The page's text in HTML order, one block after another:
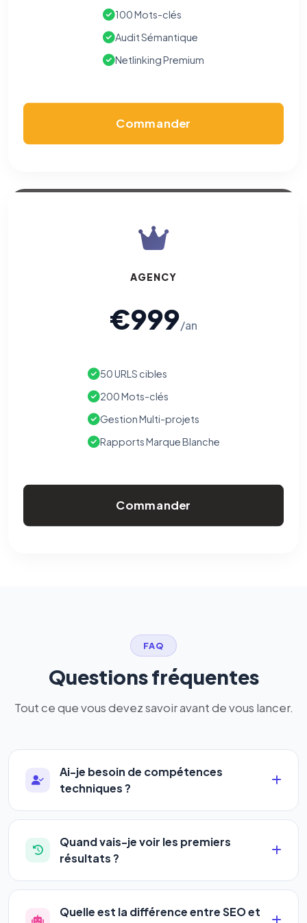
100 Mots-clés
Audit Sémantique
Netlinking Premium
Commander
AGENCY
€999/an
50 URLS cibles
200 Mots-clés
Gestion Multi-projets
Rapports Marque Blanche
Commander
FAQ
Questions fréquentes
Tout ce que vous devez savoir avant de vous lancer.
Ai-je besoin de compétences
techniques ?
Absolument pas. Notre logiciel a été conçu pour
être accessible àtous les profils: artisans,
commerçants, auto-entrepreneurs, PME ou
complexe — vous renseignez l'adresse de votre
site, décrivez votre activité, et le logiciel gère tout
Quand vais-je voir les premiers
résultats ?
La plupart de nos utilisateurs observent une
amélioration de leur positionnement en4 à 6
Quelle est la différence entre SEO et